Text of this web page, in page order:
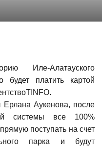
Иле-Алатауского
будет платить картой
Аукенова, после
системы все 100%
поступать на счет
парка и будут